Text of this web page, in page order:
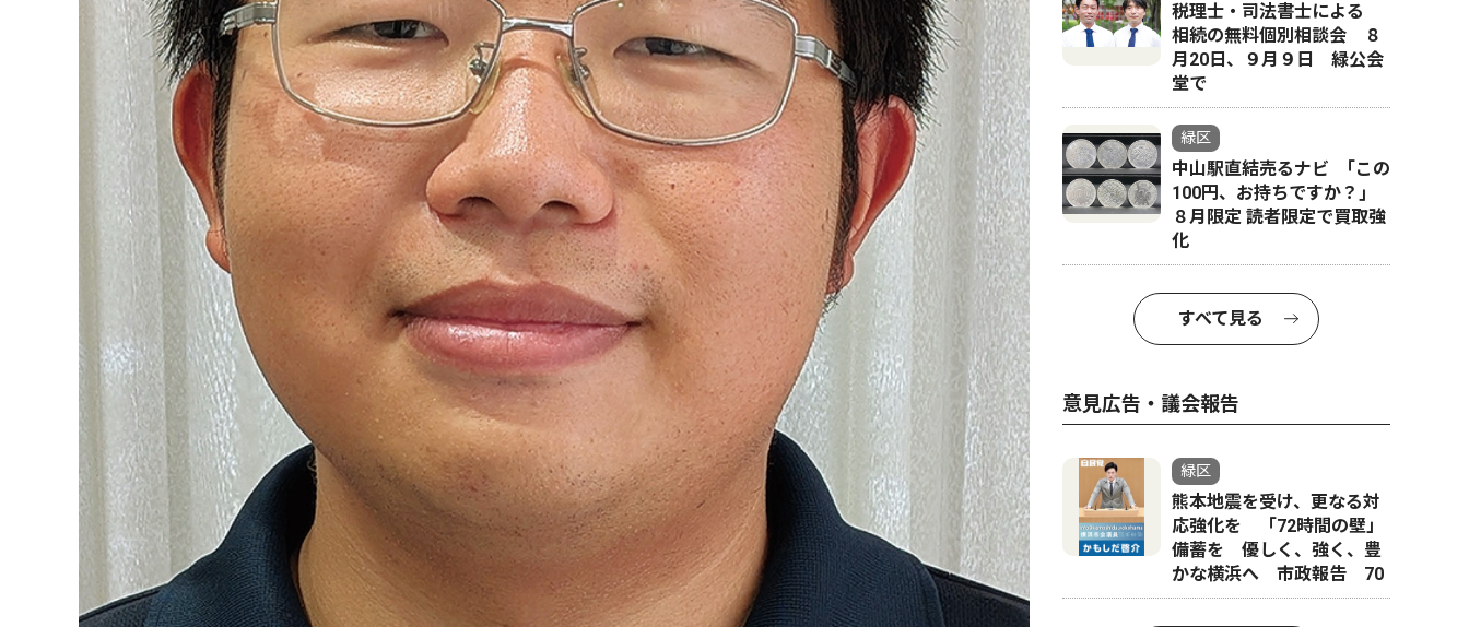
税理士・司法書士による
相続の無料個別相談会 ８
月20日、９月９日 緑公会
堂で
緑区
中山駅直結売るナビ ｢この
100円、お持ちですか？｣
８月限定 読者限定で買取強
化
すべて見る
意見広告・議会報告
緑区
熊本地震を受け、更なる対
応強化を 「72時間の壁」
備蓄を 優しく、強く、豊
かな横浜へ 市政報告 70